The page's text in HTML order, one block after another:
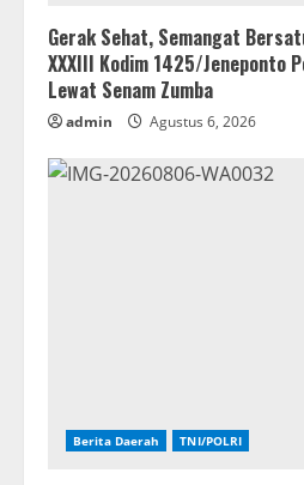
Gerak Sehat, Semangat
XXXIII Kodim 1425/Jeneponto
Lewat Senam Zumba
admin Agustus 6, 2026
Berita Daerah TNI/POLRI